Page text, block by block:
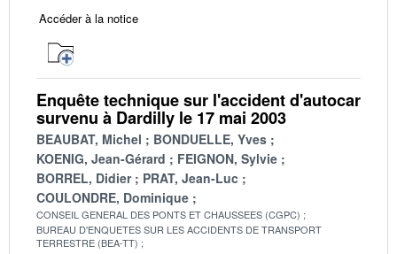
Accéder à la notice
Enquête technique sur l'accident d'autocar
survenu à Dardilly le 17 mai 2003
BEAUBAT, Michel
BONDUELLE, Yves
KOENIG, Jean-Gérard
FEIGNON, Sylvie
BORREL, Didier
PRAT, Jean-Luc
COULONDRE, Dominique
CONSEIL GENERAL DES PONTS ET CHAUSSEES (CGPC)
BUREAU D'ENQUETES SUR LES ACCIDENTS DE TRANSPORT
TERRESTRE (BEA-TT)